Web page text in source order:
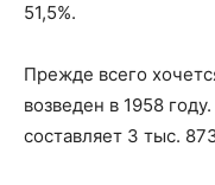
51,5%.
Прежде всего
возведен в 1958
составляет 3 тыс.